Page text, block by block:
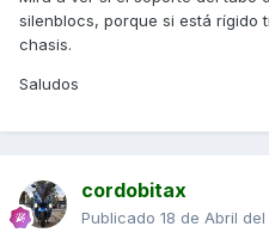
silenblocs, porque si está rígido
chasis.
Saludos
cordobitax
Publicado 18 de Abril del